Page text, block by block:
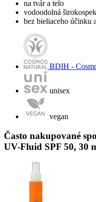
na tvár a telo
vodoodolná
bez bieliaceho účinku
BDIH -
unisex
vegan
Často nakupované
UV-Fluid SPF 50, 30